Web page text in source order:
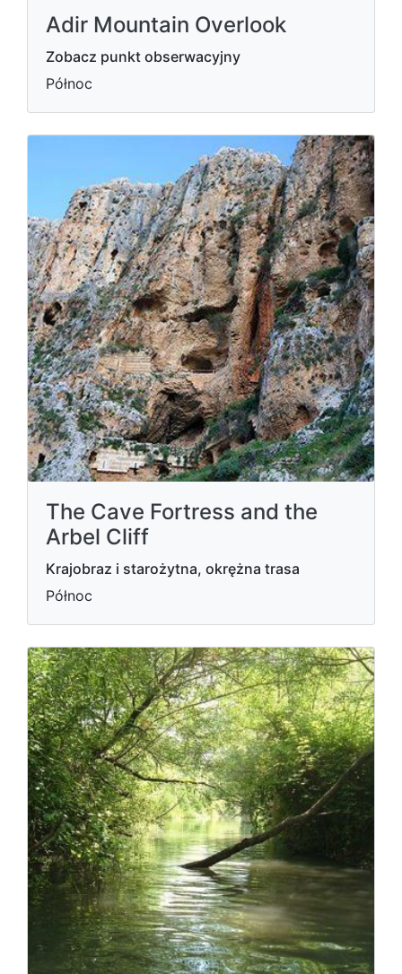
Adir Mountain Overlook
Zobacz punkt obserwacyjny
Północ
The Cave Fortress and the
Arbel Cliff
Krajobraz i starożytna, okrężna trasa
Północ